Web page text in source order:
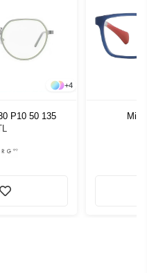
+4
P10 50 135